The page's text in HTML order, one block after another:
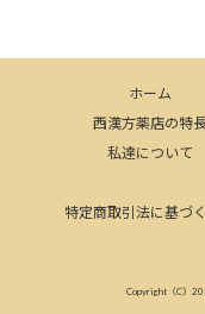
ホーム
西漢方薬店の特
私達について
特定商取引法に基づ
Copyright（C）